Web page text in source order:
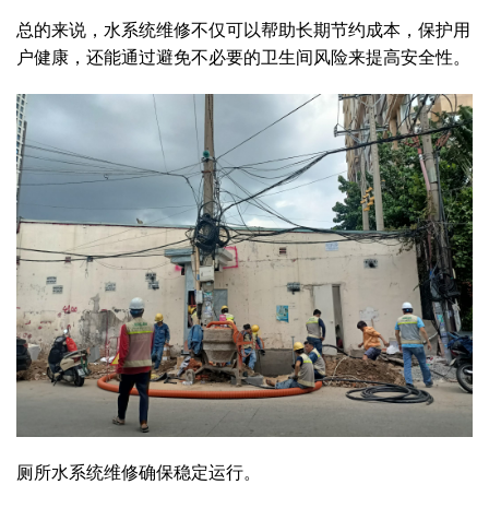
总的来说，水系统维修不仅可以帮助长期节约成本，保护用
户健康，还能通过避免不必要的卫生间风险来提高安全性。
厕所水系统维修确保稳定运行。